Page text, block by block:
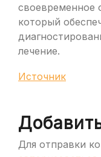
своевременное
который
лечение.
Источник
Для отправки